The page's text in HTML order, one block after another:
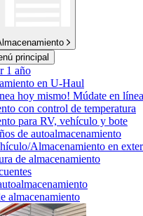
principal
1 año
en U-Haul
hoy mismo! Múdate en
con control de temperatura
para RV, vehículo y bote
de autoalmacenamiento
Almacenamiento en
de almacenamiento
almacenamiento